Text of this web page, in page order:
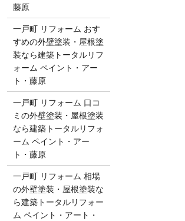
藤原
一戸町 リフォーム おす
すめの外壁塗装・屋根塗
装なら建築トータルリフ
ォーム ペイント・アー
ト・藤原
一戸町 リフォーム 口コ
ミの外壁塗装・屋根塗装
なら建築トータルリフォ
ーム ペイント・アー
ト・藤原
一戸町 リフォーム 相場
の外壁塗装・屋根塗装な
ら建築トータルリフォー
ム ペイント・アート・